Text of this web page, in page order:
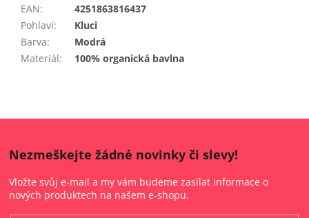
EAN:
4251863816437
Pohlaví:
Kluci
Barva:
Modrá
Materiál: 100% organická bavlna
Nezmeškejte žádné novinky či slevy!
Vložte svůj e-mail a my vám budeme zasílat informace o
nových produktech na našem e-shopu.